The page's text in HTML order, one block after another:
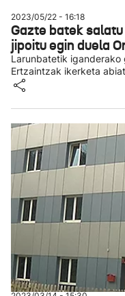
2023/05/22 - 16:18
Gazte batek
jipoitu egin duela
Larunbatetik iganderako
Ertzaintzak ikerketa